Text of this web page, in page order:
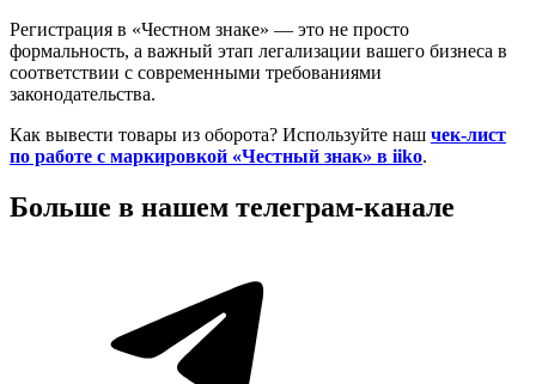
Регистрация в «Честном знаке» — это не просто
формальность, а важный этап легализации вашего бизнеса в
соответствии с современными требованиями
законодательства.
Как вывести товары из оборота? Используйте наш чек-лист
по работе с маркировкой «Честный знак» в iiko.
Больше в нашем телеграм-канале